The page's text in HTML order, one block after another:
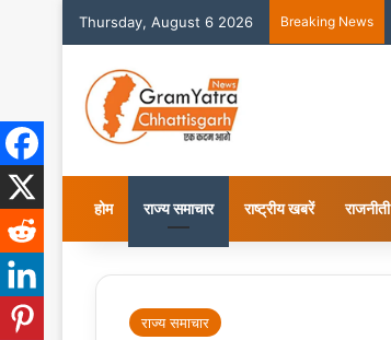
Thursday, August 6 2026 Breaking News
होम राज्य समाचार राष्ट्रीय खबरें राजनीती
राज्य समाचार